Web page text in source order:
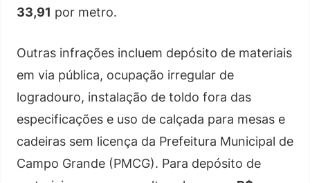
33,91 por metro.
Outras infrações incluem depósito de materiais
em via pública, ocupação irregular de
logradouro, instalação de toldo fora das
especificações e uso de calçada para mesas e
cadeiras sem licença da Prefeitura Municipal de
Campo Grande (PMCG). Para depósito de